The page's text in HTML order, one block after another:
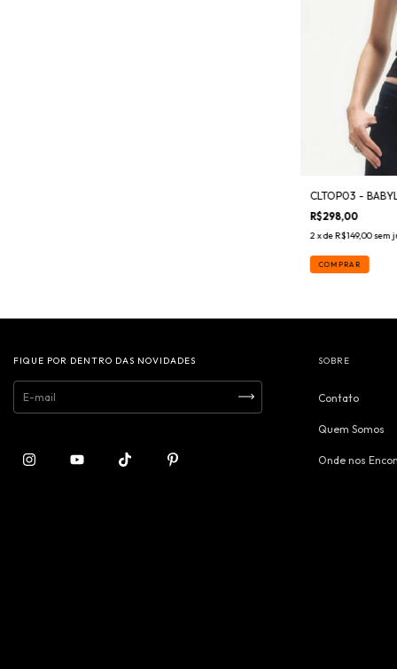
CLTOP03 -
R$298,00
2 x deR$149,00sem
COMPRAR
FIQUE POR DENTRO DAS NOVIDADES SOBRE
Contato
Quem Somos
Onde nos